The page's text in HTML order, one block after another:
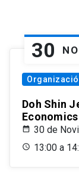
30
Doh Shin
Economics
30 de
13:00 a